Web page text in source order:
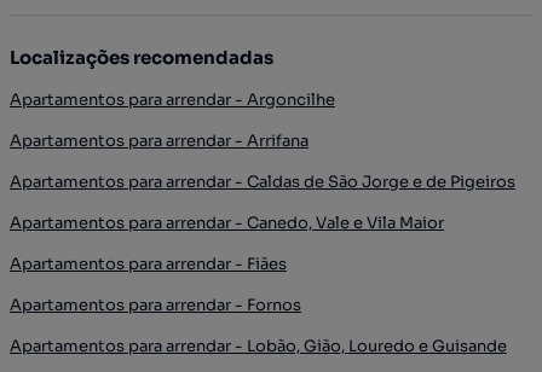
Localizações recomendadas
Apartamentos para arrendar - Argoncilhe
Apartamentos para arrendar - Arrifana
Apartamentos para arrendar - Caldas de São Jorge e de Pigeiros
Apartamentos para arrendar - Canedo, Vale e Vila Maior
Apartamentos para arrendar - Fiães
Apartamentos para arrendar - Fornos
Apartamentos para arrendar - Lobão, Gião, Louredo e Guisande